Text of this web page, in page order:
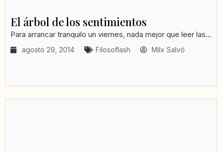
El árbol de los sentimientos
Para arrancar tranquilo un viernes, nada mejor que leer las...
agosto 29, 2014 Filosoflash Milx Salvó